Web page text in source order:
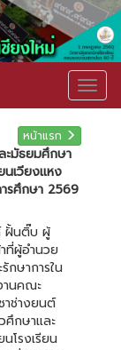
หน้าแรก
ะมัธยมศึกษา
นเวียงแหง
รศึกษา 2569
ฝั้นติ๊บ ผู้
ที่ผู้อำนวย
กษาการใน
านคณะ
าช่างยนต์
ศึกษาและ
โรงเรียน